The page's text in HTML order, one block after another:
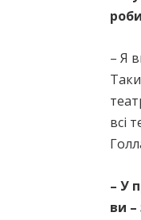
– Я
всі
– У
ви